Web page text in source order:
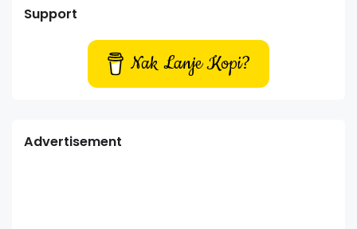
Support
Nak Lanje Kopi?
Advertisement